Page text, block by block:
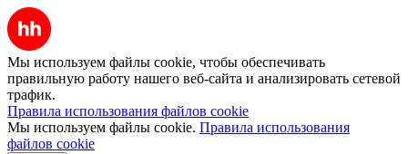
Мы используем файлы cookie, чтобы обеспечивать
правильную работу нашего веб-сайта и анализировать сетевой
трафик.
Правила использования файлов cookie
Мы используем файлы cookie. Правила использования
файлов cookie